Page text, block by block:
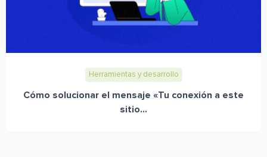
Herramientas y desarrollo
Cómo solucionar el mensaje «Tu conexión a este
sitio...